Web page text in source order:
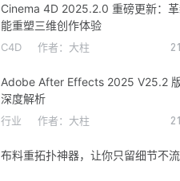
Cinema 4D 2025.2.0 重磅更新：
能重塑三维创作体验
C4D 作者： 大柱
Adobe After Effects 2025 V25.2
深度解析
行业 作者： 大柱
布料重拓扑神器，让你只留细节不